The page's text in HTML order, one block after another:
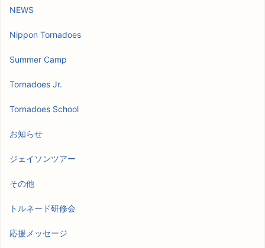
NEWS
Nippon Tornadoes
Summer Camp
Tornadoes Jr.
Tornadoes School
お知らせ
ジェイソンツアー
その他
トルネード研修会
応援メッセージ